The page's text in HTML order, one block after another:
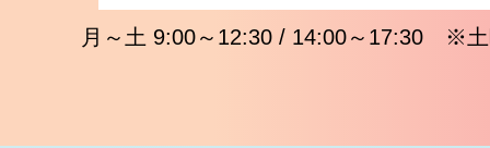
月～土 9:00～12:30 / 14:00～17:30 ※土